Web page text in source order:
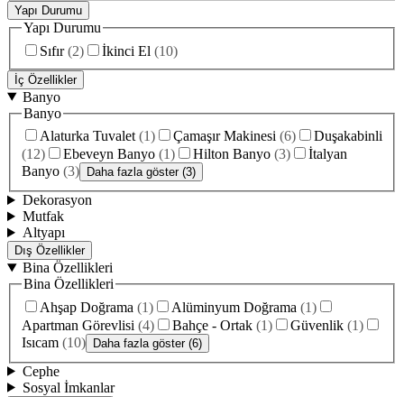
Yapı Durumu
Yapı Durumu
Sıfır (2) İkinci El (10)
İç Özellikler
Banyo
Banyo
Alaturka Tuvalet (1) Çamaşır Makinesi (6)
Duşakabinli
(12) Ebeveyn Banyo (1) Hilton Banyo (3)
İtalyan
Banyo (3) Daha fazla göster (3)
Dekorasyon
Mutfak
Altyapı
Dış Özellikler
Bina Özellikleri
Bina Özellikleri
Ahşap Doğrama (1) Alüminyum Doğrama (1)
Apartman Görevlisi (4) Bahçe - Ortak (1) Güvenlik (1)
Isıcam (10) Daha fazla göster (6)
Cephe
Sosyal İmkanlar